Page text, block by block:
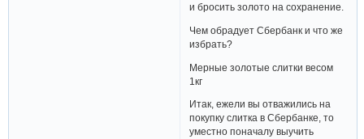
и бросить золото на сохранение.
Чем обрадует Сбербанк и что же
избрать?
Мерные золотые слитки весом
1кг
Итак, ежели вы отважились на
покупку слитка в Сбербанке, то
уместно поначалу выучить